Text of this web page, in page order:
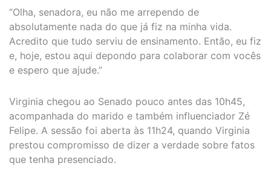
“Olha, senadora, eu não me arrependo de
absolutamente nada do que já fiz na minha vida.
Acredito que tudo serviu de ensinamento. Então, eu fiz
e, hoje, estou aqui depondo para colaborar com vocês
e espero que ajude.”
Virginia chegou ao Senado pouco antes das 10h45,
acompanhada do marido e também influenciador Zé
Felipe. A sessão foi aberta às 11h24, quando Virginia
prestou compromisso de dizer a verdade sobre fatos
que tenha presenciado.